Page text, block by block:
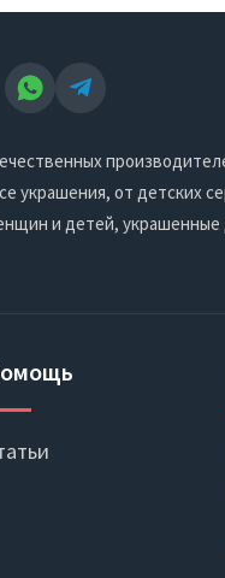
от детских
и детей, украшенные